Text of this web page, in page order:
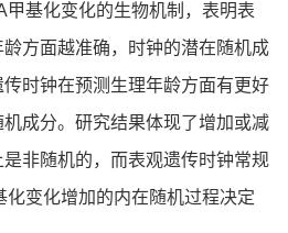
基化变化的生物机制，表明表
方面越准确，时钟的潜在随机成
时钟在预测生理年龄方面有更好
成分。研究结果体现了增加或减
非随机的，而表观遗传时钟常规
化变化增加的内在随机过程决定